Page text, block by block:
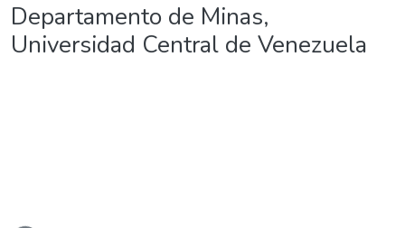
Departamento de Minas,
Universidad Central de Venezuela